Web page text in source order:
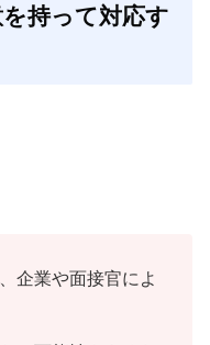
持って対応す
企業や面接官によ